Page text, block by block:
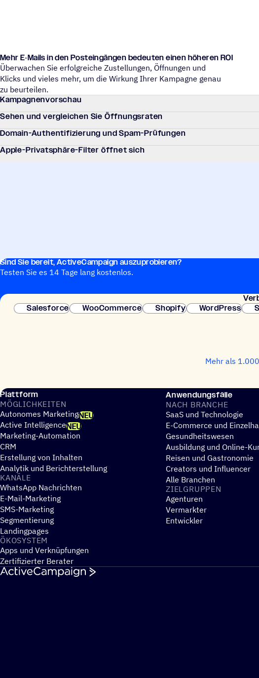
Mehr E‑Mails in den Post­ein­gän­gen bedeu­ten einen höheren ROI
Überwachen Sie erfolgreiche Zustellungen, Öffnungen und
Klicks und vieles mehr, um die Wirkung Ihrer Kampagne genau
zu beurteilen.
Kampa­gnen­vor­schau
Sehen und verglei­chen Sie Öffnungsraten
Domain-Authen­ti­fi­zie­rung und Spam-Prüfungen
Apple-Privat­sphäre-Filter öffnet sich
Sind Sie bereit, ActiveCampaign auszuprobieren?
Testen Sie es 14 Tage lang kostenlos.
Salesforce
WooCommerce Shopify WordPress
Mehr als
Plattform
MÖGLICH­KEI­TEN
Autonomes MarketingNEU
Active IntelligenceNEU
Marketing-Automation
CRM
Erstellung von Inhalten
Analytik und Berichterstellung
KANÄLE
WhatsApp Nachrichten
E-Mail-Marketing
SMS-Marketing
Segmentierung
Landingpages
ÖKOSYS­TEM
Apps und Verknüpfungen
Zertifizierter Berater
Anwendungsfälle
NACH BRANCHE
SaaS und Technologie
E-Commerce und
Gesundheitswesen
Ausbildung und Online-
Reisen und Gastronomie
Creators und Influencer
Alle Branchen
ZIEL­GRUP­PEN
Agenturen
Vermarkter
Entwickler